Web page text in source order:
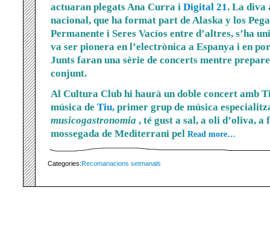
actuaran plegats Ana Curra i Digital 21. La diva
nacional, que ha format part de Alaska y los
Permanente i Seres Vacíos entre d’altres, s’ha
va ser pionera en l’electrònica a Espanya i en
Junts faran una sèrie de concerts mentre
conjunt.
Al Cultura Club hi haurà un doble concert amb
música de Tiu, primer grup de música
musicogastronomia , té gust a sal, a oli d’oliva, a
mossegada de Mediterrani pel Read more…
Categories:Recomanacions setmanals